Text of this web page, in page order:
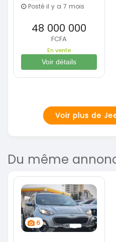
Posté il y a 7 mois
48 000 000
FCFA
En vente
Voir détails
Voir plus de
Du même
6